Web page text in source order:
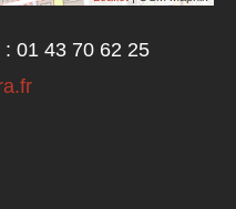
01 43 70 62 25